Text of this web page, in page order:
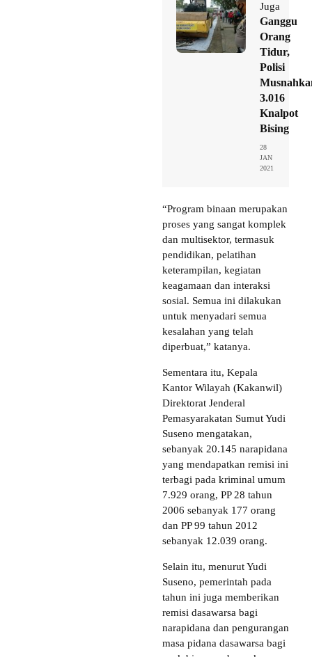
Juga
Ganggu
Orang
Tidur,
Polisi
3.016
Knalpot
Bising
28
JAN
2021
“Program binaan merupakan
proses yang sangat komplek
dan multisektor, termasuk
pendidikan, pelatihan
keterampilan, kegiatan
keagamaan dan interaksi
sosial. Semua ini dilakukan
untuk menyadari semua
kesalahan yang telah
diperbuat,” katanya.
Sementara itu, Kepala
Kantor Wilayah (Kakanwil)
Direktorat Jenderal
Pemasyarakatan Sumut Yudi
Suseno mengatakan,
sebanyak 20.145 narapidana
yang mendapatkan remisi ini
terbagi pada kriminal umum
7.929 orang, PP 28 tahun
2006 sebanyak 177 orang
dan PP 99 tahun 2012
sebanyak 12.039 orang.
Selain itu, menurut Yudi
Suseno, pemerintah pada
tahun ini juga memberikan
remisi dasawarsa bagi
narapidana dan pengurangan
masa pidana dasawarsa bagi